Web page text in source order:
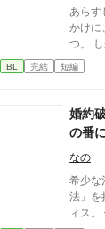
あらすじ Ωである朝霧湊は、事故のような
かけに
つ。 しかし玲司は「ただの過ちだ」と湊を切り捨
て、政
く傷つ
『遅咲きΩ
て湊こ
れ」 今さら必死に追いかけてくる玲司。 だが湊の隣
には、
いた。 「あなたは俺を捨てたでしょう」 後悔に苦し
むα、
もう二
―。 捨てた側の後悔と執着が加速する、すれ違いオ
BL 完結 短編
婚約
の番
～
なの
希少な
法」を
ィス。 傾きかけた家を救うため、彼は大国アルビオ